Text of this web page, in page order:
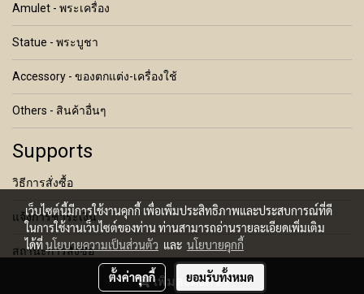
เพิ่มลงตะกร้า
Amulet - พระเครื่อง
Statue - พระบูชา
Accessory - ของตกแต่ง-เครื่องใช้
Others - สินค้าอื่นๆ
Supports
วิธีการสั่งซื้อ
แจ้งการชำระเงิน
สถานะการสั่งซื้อ
เงื่อนไขการคืนสินค้า
เว็บไซต์นี้มีการใช้งานคุกกี้ เพื่อเพิ่มประสิทธิภาพและประสบการณ์ที่ดี
ในการใช้งานเว็บไซต์ของท่าน ท่านสามารถอ่านรายละเอียดเพิ่มเติม
ได้ที่นโยบายความเป็นส่วนตัว และ นโยบายคุกกี้
ตั้งค่าคุกกี้ ยอมรับทั้งหมด